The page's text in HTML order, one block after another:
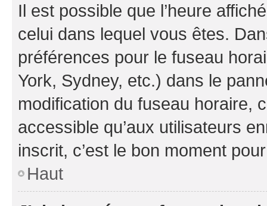
Il est possible que l’heure
celui dans lequel vous êtes.
préférences pour le fuseau
York, Sydney, etc.) dans le
modification du fuseau horaire,
accessible qu’aux utilisateurs
inscrit, c’est le bon moment
Haut